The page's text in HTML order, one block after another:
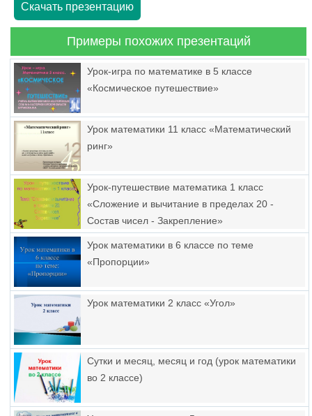
Скачать презентацию
Примеры похожих презентаций
Урок-игра по математике в 5 классе
«Космическое путешествие»
Урок математики 11 класс «Математический
ринг»
Урок-путешествие математика 1 класс
«Сложение и вычитание в пределах 20 -
Состав чисел - Закрепление»
Урок математики в 6 классе по теме
«Пропорции»
Урок математики 2 класс «Угол»
Сутки и месяц, месяц и год (урок математики
во 2 классе)